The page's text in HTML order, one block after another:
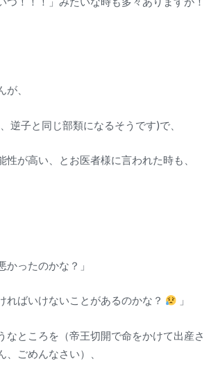
、
逆子と同じ部類になるそうです)で、
性が高い、とお医者様に言われた時も、
かったのかな？」
ればいけないことがあるのかな？ 」
なところを（帝王切開で命をかけて出産さ
、ごめんなさい）、